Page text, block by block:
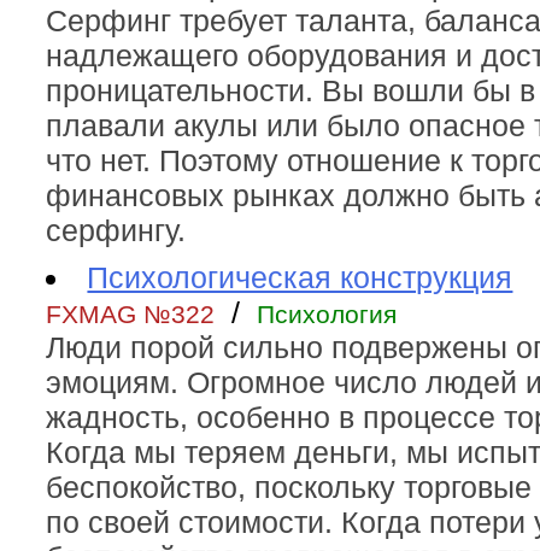
Серфинг требует таланта,
надлежащего оборудования и
проницательности. Вы вошли бы
плавали акулы или было
что нет. Поэтому отношение к
финансовых рынках должно быть
серфингу.
Психологическая конструкция
FXMAG №322 / Психология
Люди порой сильно подвержены
эмоциям. Огромное число людей
жадность, особенно в процессе
Когда мы теряем деньги, мы
беспокойство, поскольку
по своей стоимости. Когда потери